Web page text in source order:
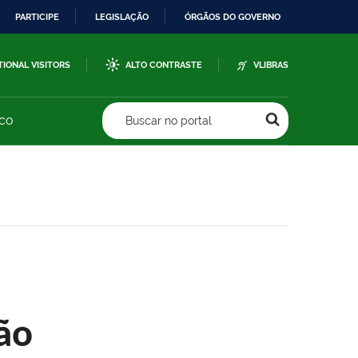
PARTICIPE LEGISLAÇÃO ÓRGÃOS DO GOVERNO
VISITORS ALTO CONTRASTE VLIBRAS
Buscar no portal